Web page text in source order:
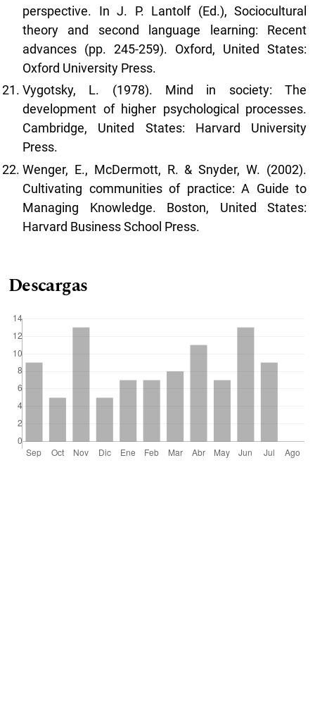
perspective. In J. P. Lantolf (Ed.), Sociocultural
theory and second language learning: Recent
advances (pp. 245-259). Oxford, United States:
Oxford University Press.
Vygotsky, L. (1978). Mind in society: The
development of higher psychological processes.
Cambridge, United States: Harvard University
Press.
Wenger, E., McDermott, R. & Snyder, W. (2002).
Cultivating communities of practice: A Guide to
Managing Knowledge. Boston, United States:
Harvard Business School Press.
Descargas